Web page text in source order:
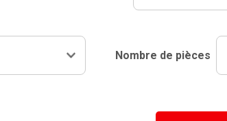
Nombre de pièces